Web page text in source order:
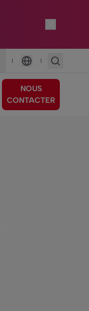
|
Langue
|
NOUS
CONTACTER